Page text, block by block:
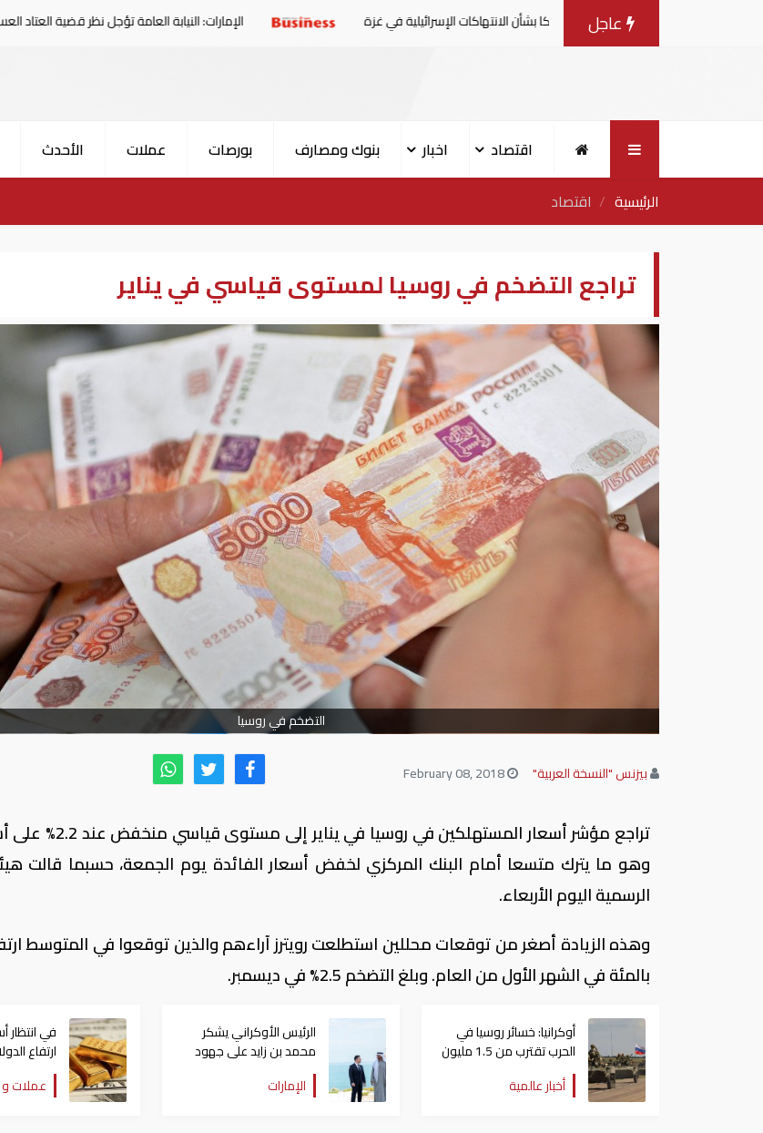
عاجل
يصدرون بيانا مشتركا بشأن الانتهاكات الإسرائيلية في غزة الإمارات: النيابة العامة تؤجل نظر قضية العتاد العسكري للسودان
اقتصاد اخبار بنوك ومصارف بورصات عملات الأحدث
الرئيسية
اقتصاد
تراجع التضخم في روسيا لمستوى قياسي في يناير
التضخم في روسيا
بيزنس "النسخة العربية"
تراجع مؤشر أسعار المستهلكين في
وهو ما يترك متسعا أمام البنك المركزي لخفض أسعار الفائدة يوم الجمعة، حسبما قالت
الرسمية اليوم الأربعاء.
بالمئة في الشهر الأول من العام. وبلغ التضخم 2.5% في ديسمبر.
أوكرانيا: خسائر روسيا في
الحرب تقترب من 1.5 مليون
عسكري
أخبار عالمية
الرئيس الأوكراني يشكر
محمد بن زايد على جهود
الإمارات في تبادل الأسرى
مع روسيا
الإمارات
في انتظار
ارتفاع
الذهب
عملات